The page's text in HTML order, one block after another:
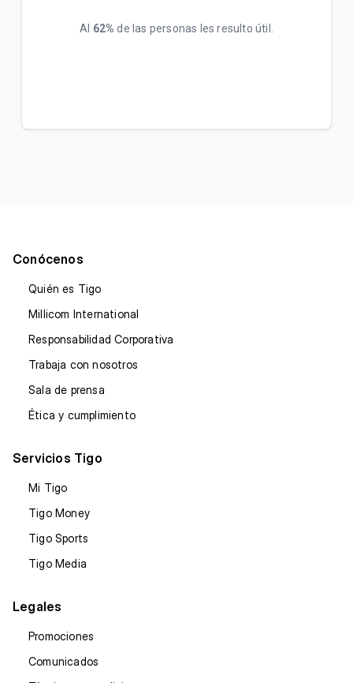
Al 62% de las personas les resulto útil.
Conócenos
Quién es Tigo
Millicom International
Responsabilidad Corporativa
Trabaja con nosotros
Sala de prensa
Ética y cumplimiento
Servicios Tigo
Mi Tigo
Tigo Money
Tigo Sports
Tigo Media
Legales
Promociones
Comunicados